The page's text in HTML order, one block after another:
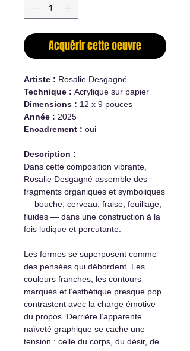
Acquérir cette oeuvre
Artiste : Rosalie Desgagné
Technique : Acrylique sur papier
Dimensions : 12 x 9 pouces
Année : 2025
Encadrement : oui
Description :
Dans cette composition vibrante,
Rosalie Desgagné assemble des
fragments organiques et symboliques
— bouche, cerveau, fraise, feuillage,
fluides — dans une construction à la
fois ludique et percutante.
Les formes se superposent comme
des pensées qui débordent. Les
couleurs franches, les contours
marqués et l’esthétique presque pop
contrastent avec la charge émotive
du propos. Derrière l’apparente
naïveté graphique se cache une
tension : celle du corps, du désir, de